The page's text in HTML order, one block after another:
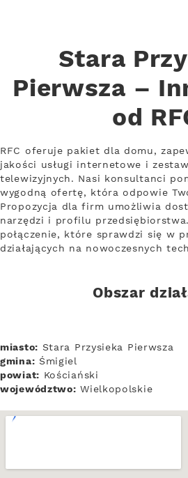
Stara
Pierwsza –
od
RFC oferuje pakiet dla domu,
jakości usługi internetowe i
telewizyjnych. Nasi konsultanci
wygodną ofertę, która odpowie
Propozycja dla firm umożliwia
narzędzi i profilu
połączenie, które sprawdzi się w
działających na nowoczesnych
Obszar
miasto: Stara Przysieka Pierwsza
gmina: Śmigiel
powiat: Kościański
województwo: Wielkopolskie